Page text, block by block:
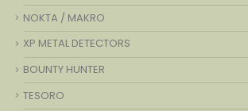
NOKTA / MAKRO
XP METAL DETECTORS
BOUNTY HUNTER
TESORO